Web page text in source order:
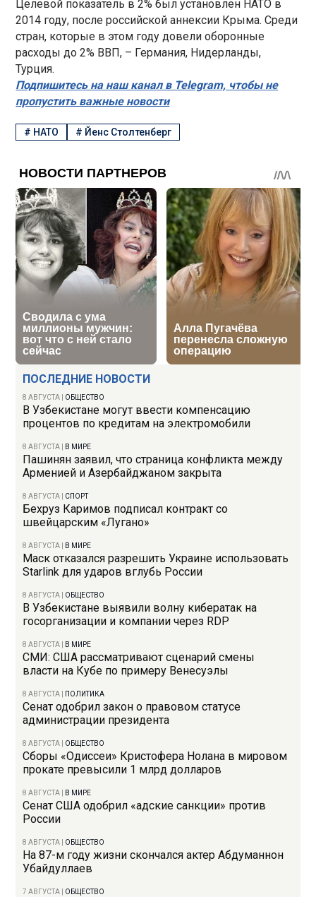
ПОСЛЕДНИЕ НОВОСТИ
8 АВГУСТА ОБЩЕСТВО
В Узбекистане могут ввести компенсацию
процентов по кредитам на электромобили
8 АВГУСТА В МИРЕ
Пашинян заявил, что страница конфликта между
Арменией и Азербайджаном закрыта
8 АВГУСТА СПОРТ
Бехруз Каримов подписал контракт со
швейцарским «Лугано»
8 АВГУСТА В МИРЕ
Маск отказался разрешить Украине использовать
Starlink для ударов вглубь России
8 АВГУСТА ОБЩЕСТВО
В Узбекистане выявили волну кибератак на
госорганизации и компании через RDP
8 АВГУСТА В МИРЕ
СМИ: США рассматривают сценарий смены
власти на Кубе по примеру Венесуэлы
8 АВГУСТА ПОЛИТИКА
Сенат одобрил закон о правовом статусе
администрации президента
8 АВГУСТА ОБЩЕСТВО
Сборы «Одиссеи» Кристофера Нолана в мировом
прокате превысили 1 млрд долларов
8 АВГУСТА В МИРЕ
Сенат США одобрил «адские санкции» против
России
8 АВГУСТА ОБЩЕСТВО
На 87-м году жизни скончался актер Абдуманнон
Убайдуллаев
7 АВГУСТА ОБЩЕСТВО
Целевой показатель в 2% был установлен НАТО в
2014 году, после российской аннексии Крыма. Среди
стран, которые в этом году довели оборонные
расходы до 2% ВВП, – Германия, Нидерланды,
Турция.
Подпишитесь на наш канал в Telegram, чтобы не
пропустить важные новости
# НАТО # Йенс Столтенберг